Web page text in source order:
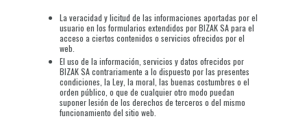
La veracidad y licitud de las informaciones aportadas por el
usuario en los formularios extendidos por BIZAK SA para el
acceso a ciertos contenidos o servicios ofrecidos por el
web.
El uso de la información, servicios y datos ofrecidos por
BIZAK SA contrariamente a lo dispuesto por las presentes
condiciones, la Ley, la moral, las buenas costumbres o el
orden público, o que de cualquier otro modo puedan
suponer lesión de los derechos de terceros o del mismo
funcionamiento del sitio web.